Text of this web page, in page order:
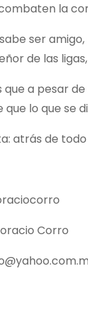
la
ser
de las
que a pesar
lo que se
atrás de
Corro